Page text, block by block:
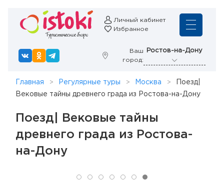
Личный кабинет
Избранное
Ваш
город:
Главная Регулярные туры Москва
Поезд|
Вековые тайны древнего града из Ростова-на-Дону
Поезд| Вековые тайны
древнего града из Ростова-
на-Дону